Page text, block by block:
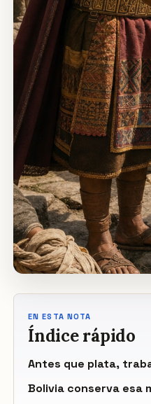
EN ESTA NOTA
Índice rápido
Antes que plata,
Bolivia conserva esa